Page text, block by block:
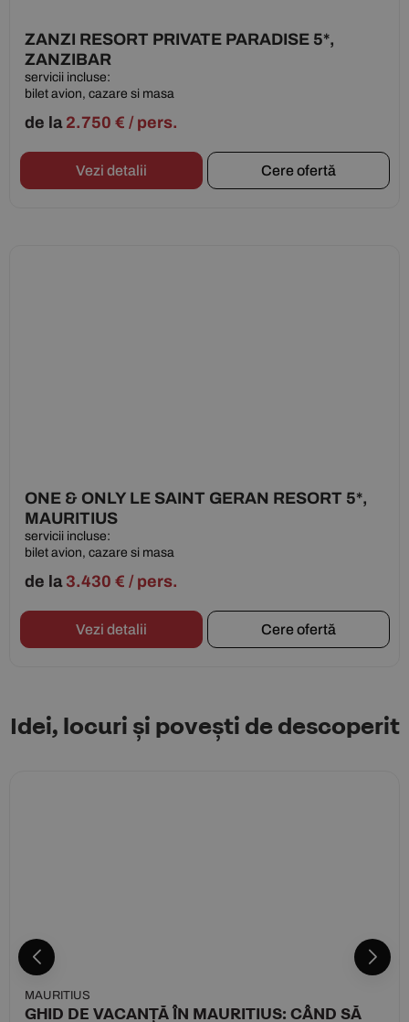
ZANZI RESORT PRIVATE PARADISE 5*,
ZANZIBAR
servicii incluse:
bilet avion, cazare si masa
de la 2.750 € / pers.
Vezi detalii Cere ofertă
ONE & ONLY LE SAINT GERAN RESORT 5*,
MAURITIUS
servicii incluse:
bilet avion, cazare si masa
de la 3.430 € / pers.
Vezi detalii Cere ofertă
Idei, locuri și povești de descoperit
MAURITIUS
GHID DE VACANȚĂ ÎN MAURITIUS: CÂND SĂ